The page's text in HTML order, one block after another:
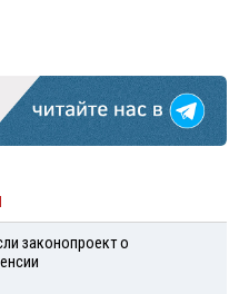
законопроект о